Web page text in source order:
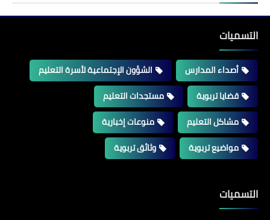
التسميات
أصداء المدارس
الشؤون الإجتماعية لأسرة التعليم
قضايا تربوية
مستجدات التعليم
مشاكل التعليم
منوعات إخبارية
مواضيع تربوية
وثائق تربوية
التسميات